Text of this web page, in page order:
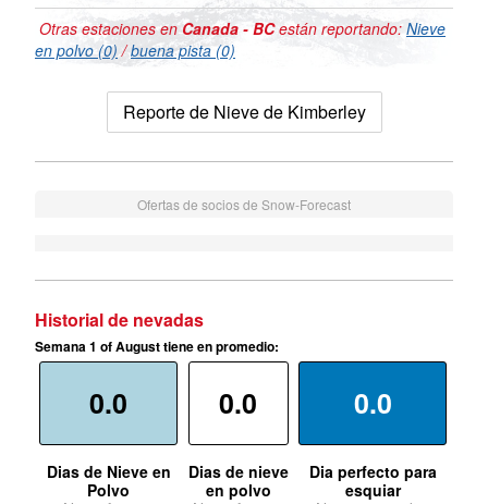
Otras estaciones enCanada - BCestán reportando: Nieve
en polvo (0) /buena pista (0)
Reporte de Nieve de Kimberley
Ofertas de socios de Snow-Forecast
Historial de nevadas
Semana 1 of August tiene en promedio:
0.0
Dias de Nieve en
Polvo
0.0
Dias de nieve
en polvo
0.0
Dia perfecto para
esquiar